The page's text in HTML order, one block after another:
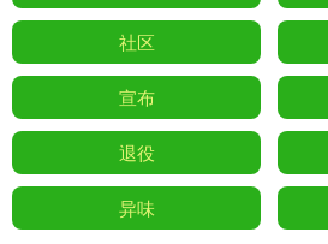
社区
宣布
退役
异味